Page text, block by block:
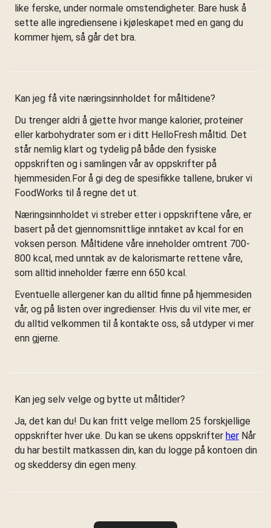
like ferske, under normale omstendigheter. Bare husk å
sette alle ingrediensene i kjøleskapet med en gang du
kommer hjem, så går det bra.
Kan jeg få vite næringsinnholdet for måltidene?
Du trenger aldri å gjette hvor mange kalorier, proteiner
eller karbohydrater som er i ditt HelloFresh måltid. Det
står nemlig klart og tydelig på både den fysiske
oppskriften og i samlingen vår av oppskrifter på
hjemmesiden.For å gi deg de spesifikke tallene, bruker vi
FoodWorks til å regne det ut.
Næringsinnholdet vi streber etter i oppskriftene våre, er
basert på det gjennomsnittlige inntaket av kcal for en
voksen person. Måltidene våre inneholder omtrent 700-
800 kcal, med unntak av de kalorismarte rettene våre,
som alltid inneholder færre enn 650 kcal.
Eventuelle allergener kan du alltid finne på hjemmesiden
vår, og på listen over ingredienser. Hvis du vil vite mer, er
du alltid velkommen til å kontakte oss, så utdyper vi mer
enn gjerne.
Kan jeg selv velge og bytte ut måltider?
Ja, det kan du! Du kan fritt velge mellom 25 forskjellige
oppskrifter hver uke. Du kan se ukens oppskrifter her Når
du har bestilt matkassen din, kan du logge på kontoen din
og skeddersy din egen meny.